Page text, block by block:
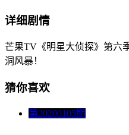
详细剧情
芒果TV《明星大侦探》第六
洞风暴！
猜你喜欢
第20200105期